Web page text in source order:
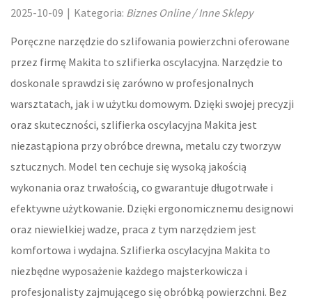
PROJEKTOWANIE
REMONTY, ELEKTRYK, HYDRAULIK
MATERIAŁY BUDOWLANE
LOKUM
KLIMATYZACJA I WENTYLACJA
NIERUCHOMOŚCI, DZIAŁKI
DOMY, MIESZKANIA
OŚWIATA
2025-10-09 | Kategoria: Biznes Online / Inne Sklepy
Poręczne narzędzie do szlifowania powierzchni oferowane
przez firmę Makita to szlifierka oscylacyjna. Narzędzie to
doskonale sprawdzi się zarówno w profesjonalnych
warsztatach, jak i w użytku domowym. Dzięki swojej precyzji
oraz skuteczności, szlifierka oscylacyjna Makita jest
niezastąpiona przy obróbce drewna, metalu czy tworzyw
sztucznych. Model ten cechuje się wysoką jakością
wykonania oraz trwałością, co gwarantuje długotrwałe i
efektywne użytkowanie. Dzięki ergonomicznemu designowi
oraz niewielkiej wadze, praca z tym narzędziem jest
komfortowa i wydajna. Szlifierka oscylacyjna Makita to
niezbędne wyposażenie każdego majsterkowicza i
profesjonalisty zajmującego się obróbką powierzchni. Bez